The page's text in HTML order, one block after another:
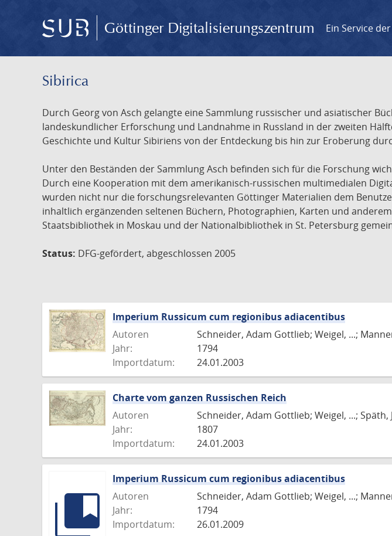
Göttinger Digitalisierungszentrum Ein Service
Sibirica
Durch Georg von Asch gelangte eine Sammlung russischer und asiatischer
landeskundlicher Erforschung und Landnahme in Russland in der zweiten
Geschichte und Kultur Sibiriens von der Entdeckung bis hin zur Eroberung
Unter den Beständen der Sammlung Asch befinden sich für die Forschung
Durch eine Kooperation mit dem amerikanisch-russischen multimedialen
wurden nicht nur die forschungsrelevanten Göttinger Materialien dem
inhaltlich ergänzenden seltenen Büchern, Photographien, Karten und
Staatsbibliothek in Moskau und der Nationalbibliothek in St. Petersburg
Status: DFG-gefördert, abgeschlossen 2005
Imperium Russicum cum regionibus adiacentibus
Autoren
Schneider, Adam Gottlieb; Weigel, ...;
Jahr:
1794
Importdatum:
24.01.2003
Charte vom ganzen Russischen Reich
Autoren
Schneider, Adam Gottlieb; Weigel, ...;
Jahr:
1807
Importdatum:
24.01.2003
Imperium Russicum cum regionibus adiacentibus
Autoren
Schneider, Adam Gottlieb; Weigel, ...;
Jahr:
1794
Importdatum:
26.01.2009